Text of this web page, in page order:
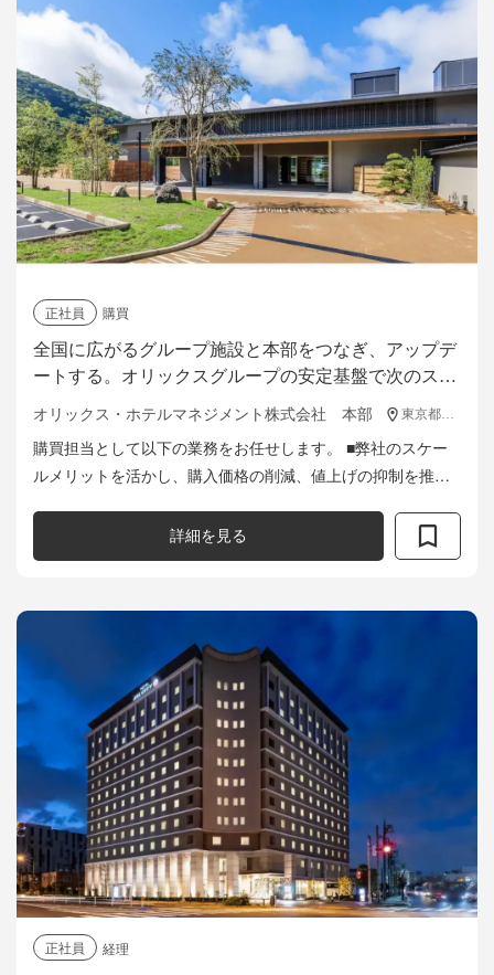
正社員
購買
全国に広がるグループ施設と本部をつなぎ、アップデ
ートする。オリックスグループの安定基盤で次のステ
ップへ進める購買スタッフ募集中！
オリックス・ホテルマネジメント株式会社 本部
購買担当として以下の業務をお任せします。 ■弊社のスケー
ルメリットを活かし、購入価格の削減、値上げの抑制を推進
購買担当者の育成（施設...
詳細を見る
正社員 経理